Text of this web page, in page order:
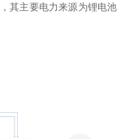
其主要电力来源为锂电池